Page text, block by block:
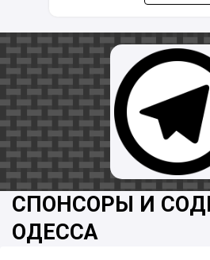
СПОНСОРЫ И
ОДЕССА